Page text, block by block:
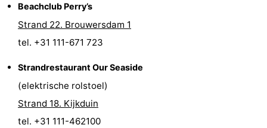
Beachclub Perry’s
Strand 22. Brouwersdam 1
tel. +31 111-671 723
Strandrestaurant Our Seaside
(elektrische rolstoel)
Strand 18. Kijkduin
tel. +31 111-462100